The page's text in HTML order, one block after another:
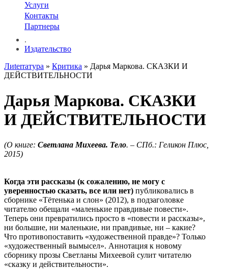
Услуги
Контакты
Партнеры
.
Издательство
Лиterraтура » Критика » Дарья Маркова. СКАЗКИ И
ДЕЙСТВИТЕЛЬНОСТИ
Дарья Маркова. СКАЗКИ
И ДЕЙСТВИТЕЛЬНОСТИ
(О книге: Светлана Михеева. Тело. – СПб.: Геликон Плюс,
2015)
Когда эти рассказы (к сожалению, не могу с
уверенностью сказать, все или нет) публиковались в
сборнике «Тётенька и слон» (2012), в подзаголовке
читателю обещали «маленькие правдивые повести».
Теперь они превратились просто в «повести и рассказы»,
ни большие, ни маленькие, ни правдивые, ни – какие?
Что противопоставить «художественной правде»? Только
«художественный вымысел». Аннотация к новому
сборнику прозы Светланы Михеевой сулит читателю
«сказку и действительности».